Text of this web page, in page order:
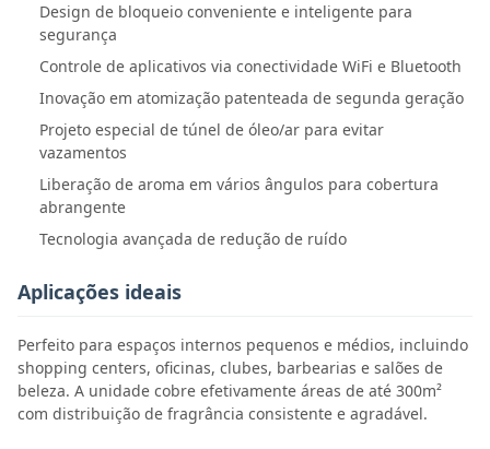
Design de bloqueio conveniente e inteligente para
segurança
Controle de aplicativos via conectividade WiFi e Bluetooth
Inovação em atomização patenteada de segunda geração
Projeto especial de túnel de óleo/ar para evitar
vazamentos
Liberação de aroma em vários ângulos para cobertura
abrangente
Tecnologia avançada de redução de ruído
Aplicações ideais
Perfeito para espaços internos pequenos e médios, incluindo
shopping centers, oficinas, clubes, barbearias e salões de
beleza. A unidade cobre efetivamente áreas de até 300m²
com distribuição de fragrância consistente e agradável.